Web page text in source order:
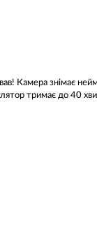
Камера знімає
тримає до 40